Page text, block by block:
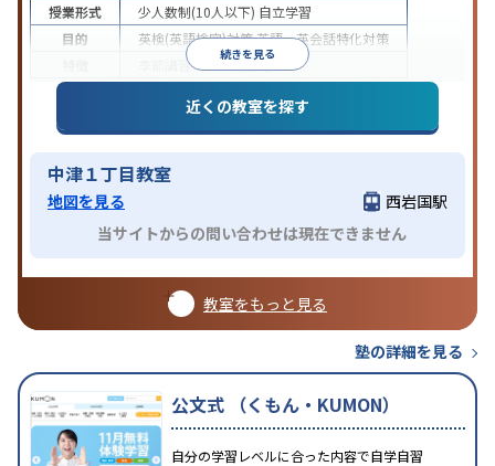
続きを見る
授業形式
少人数制(10人以下) 自立学習
目的
英検(英語検定)対策英語・英会話特化対策
季節講習のみの受講可
近くの教室を探す
中津１丁目教室
地図を見る
西岩国駅
当サイトからの問い合わせは現在できません
教室をもっと見る
塾の詳細を見る
公文式 （くもん・KUMON）
自分の学習レベルに合った内容で自学自習